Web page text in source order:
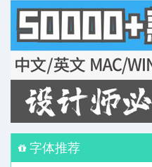
字体推荐